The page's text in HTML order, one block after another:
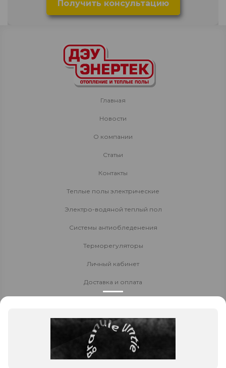
Главная
Новости
О компании
Статьи
Контакты
Теплые полы электрические
Электро-водяной теплый пол
Системы антиобледенения
Терморегуляторы
Личный кабинет
Доставка и оплата
Политика конфиденциальности
Контакты
8 800 700-80-40